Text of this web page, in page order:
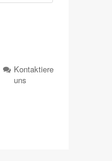
Kontaktiere
uns